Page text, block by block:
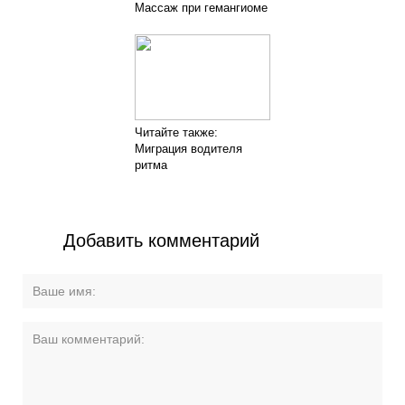
Массаж при гемангиоме
Читайте также:
Миграция водителя
ритма
Добавить комментарий